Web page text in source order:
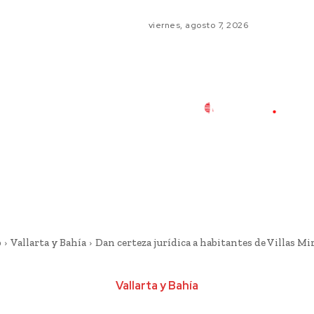
viernes, agosto 7, 2026
Vallarta y Bahía Dan certeza jurídica a habitantes de Villas
Vallarta y Bahía